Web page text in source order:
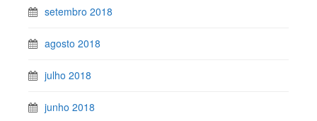
setembro 2018
agosto 2018
julho 2018
junho 2018